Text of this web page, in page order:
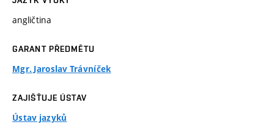
angličtina
GARANT PŘEDMĚTU
Mgr. Jaroslav Trávníček
ZAJIŠŤUJE ÚSTAV
Ústav jazyků